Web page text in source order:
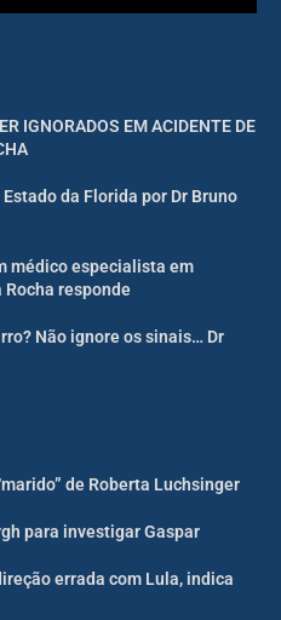
IGNORADOS EM ACIDENTE DE
Estado da Florida por Dr Bruno
médico especialista em
Rocha responde
Não ignore os sinais… Dr
de Roberta Luchsinger
para investigar Gaspar
errada com Lula, indica